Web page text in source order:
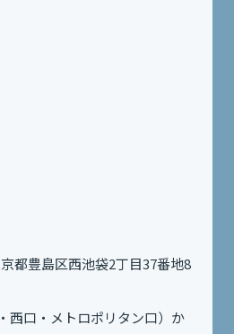
都豊島区西池袋2丁目37番地8
西口・メトロポリタン口）か